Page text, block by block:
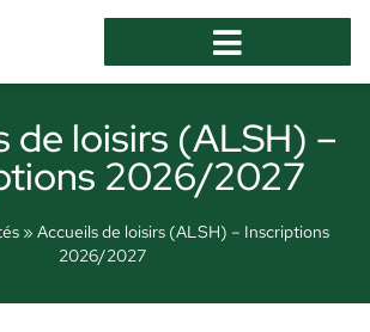
de loisirs (ALSH) –
2026/2027
» Accueils de loisirs (ALSH) – Inscriptions
2026/2027